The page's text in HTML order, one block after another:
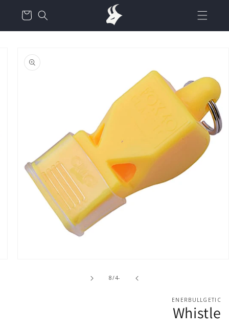
לתוכן
עגלת
קניות
-4
/
of
8
ENERBULLGETIC
Whistle